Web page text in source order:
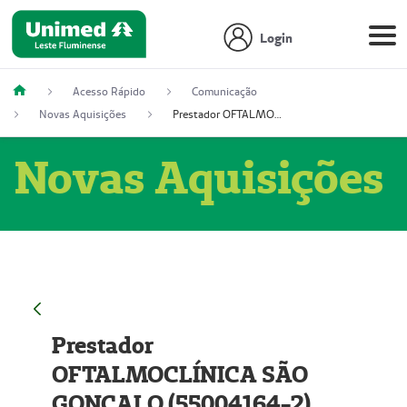
Login
Acesso Rápido
Comunicação
Novas Aquisições
Prestador OFTALMOCLÍNICA SÃO GONÇALO (55004164-2)
Novas Aquisições
Prestador
OFTALMOCLÍNICA SÃO